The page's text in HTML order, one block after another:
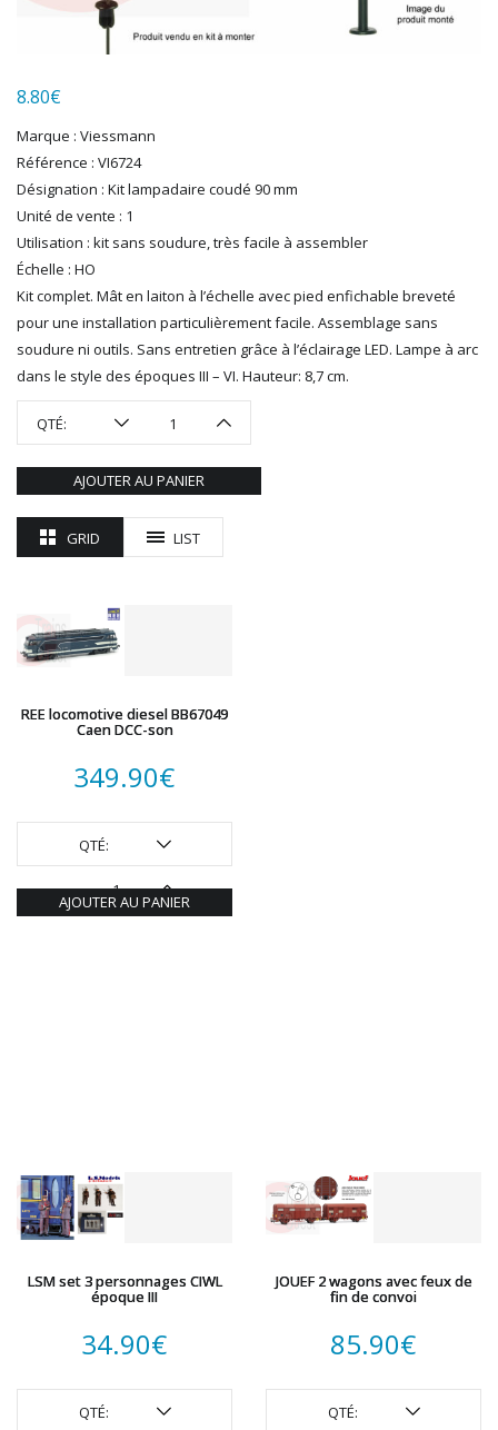
LS MODELS
MAKETTE
NOREV
NOVATEUR MODELES
PECO
PG mini
PIKO
PN SUD MODELISME
PREISER
REDUTEX
REE
RÉGIONS ET COMPAGNIES
ROCO
ROUTE 87
SAI
TORTOISE
TRAINS OUEST
VIESSMANN
WOODLAND SCENICS
8.80€
Marque : Viessmann
Référence : VI6724
Désignation : Kit lampadaire coudé 90 mm
Unité de vente : 1
Utilisation : kit sans soudure, très facile à assembler
Échelle : HO
Kit complet. Mât en laiton à l’échelle avec pied enfichable breveté
pour une installation particulièrement facile. Assemblage sans
soudure ni outils. Sans entretien grâce à l’éclairage LED. Lampe à arc
dans le style des époques III – VI. Hauteur: 8,7 cm.
QTÉ:
AJOUTER AU PANIER
GRID LIST
REE locomotive diesel BB67049
Caen DCC-son
349.90€
QTÉ:
AJOUTER AU PANIER
LSM set 3 personnages CIWL
époque III
34.90€
QTÉ:
JOUEF 2 wagons avec feux de
fin de convoi
85.90€
QTÉ: